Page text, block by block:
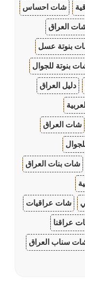
شات احساس
العراق
بنوتة عسل
بنوتة للجوال
دليل العراق
شات العراق
شات بنات العراق
شات عراقيات
عراقنا
سناب العراق